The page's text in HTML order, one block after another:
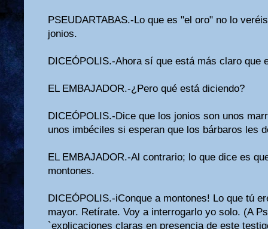
PSEUDARTABAS.-Lo que es "el oro" no lo
jonios.
DICEÓPOLIS.-Ahora sí que está más claro que
EL EMBAJADOR.-¿Pero qué está diciendo?
DICEÓPOLIS.-Dice que los jonios son unos
unos imbéciles si esperan que los bárbaros les
EL EMBAJADOR.-Al contrario; lo que dice es
montones.
DICEÓPOLIS.-iConque a montones! Lo que tú
mayor. Retírate. Voy a interrogarlo yo solo. (A
`explicaciones claras en presencia de este